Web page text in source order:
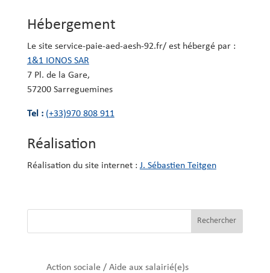
Hébergement
Le site service-paie-aed-aesh-92.fr/ est hébergé par :
1&1 IONOS SAR
7 Pl. de la Gare,
57200 Sarreguemines
Tel : (+33)970 808 911
Réalisation
Réalisation du site internet : J. Sébastien Teitgen
Rechercher
Action sociale / Aide aux salairié(e)s